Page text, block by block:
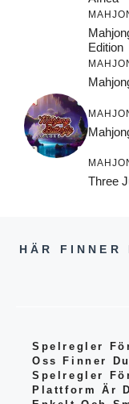
Edition
Three
HÄR FINNER
Spelregler
Oss Finner
Spelregler
Plattform Är